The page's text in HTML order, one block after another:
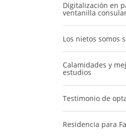
Digitalización en papel: colapso en
ventanilla
Los nietos somos
Calamidades y mejoria en Visados
estudios
Testimonio de
Residencia para